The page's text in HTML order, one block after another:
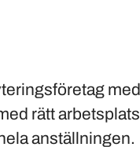
med
rätt arbetsplats
anställningen.